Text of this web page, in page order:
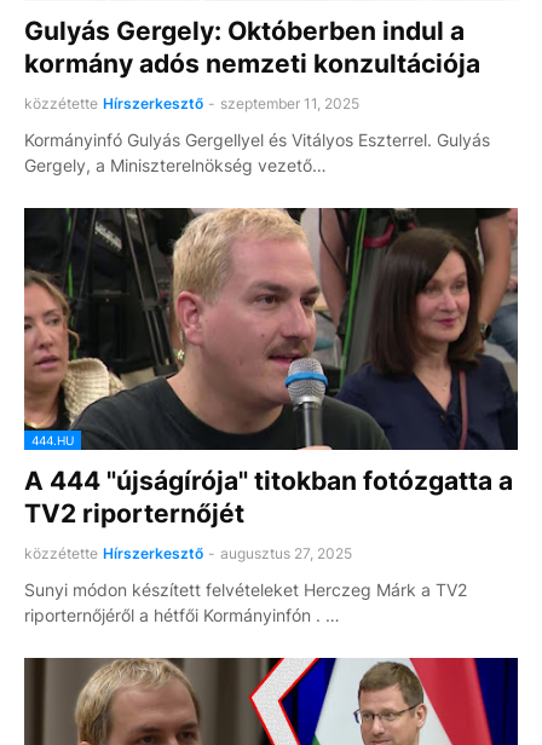
Gulyás Gergely: Októberben indul a
kormány adós nemzeti konzultációja
közzétette Hírszerkesztő - szeptember 11, 2025
Kormányinfó Gulyás Gergellyel és Vitályos Eszterrel. Gulyás
Gergely, a Miniszterelnökség vezető…
444.HU
A 444 "újságírója" titokban fotózgatta a
TV2 riporternőjét
közzétette Hírszerkesztő - augusztus 27, 2025
Sunyi módon készített felvételeket Herczeg Márk a TV2
riporternőjéről a hétfői Kormányinfón . …